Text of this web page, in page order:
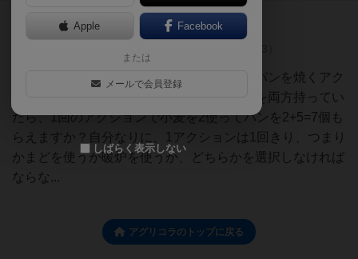
が閲覧
アグリコラ初心者から初歩的な質問です。パンを焼くアク
ションを行ったとき、かまどとレンガ暖炉を両方持ってい
たら、1回のアクションで小麦を2使ってパンを2+5=7個も
らえますか？自分なりに、1アクションは1回きり、つまり
かまどを使うか暖炉を使うか、どちらかを選択しなければ
ならな...
アグリコラのトップに戻る
Apple Facebook
または
メールで会員登録
しばらく表示しない